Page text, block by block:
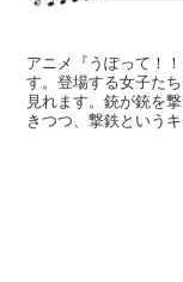
アニメ『うぽって！
す。登場する女子た
見れます。銃が銃を
きつつ、撃鉄という